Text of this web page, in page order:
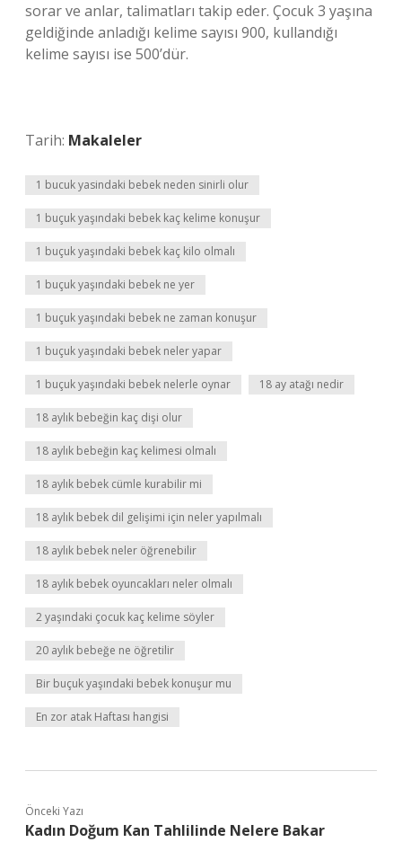
sorar ve anlar, talimatları takip eder. Çocuk 3 yaşına
geldiğinde anladığı kelime sayısı 900, kullandığı
kelime sayısı ise 500’dür.
Tarih: Makaleler
1 bucuk yasindaki bebek neden sinirli olur
1 buçuk yaşındaki bebek kaç kelime konuşur
1 buçuk yaşındaki bebek kaç kilo olmalı
1 buçuk yaşındaki bebek ne yer
1 buçuk yaşındaki bebek ne zaman konuşur
1 buçuk yaşındaki bebek neler yapar
1 buçuk yaşındaki bebek nelerle oynar 18 ay atağı nedir
18 aylık bebeğin kaç dişi olur
18 aylık bebeğin kaç kelimesi olmalı
18 aylık bebek cümle kurabilir mi
18 aylık bebek dil gelişimi için neler yapılmalı
18 aylık bebek neler öğrenebilir
18 aylık bebek oyuncakları neler olmalı
2 yaşındaki çocuk kaç kelime söyler
20 aylık bebeğe ne öğretilir
Bir buçuk yaşındaki bebek konuşur mu
En zor atak Haftası hangisi
Önceki Yazı
Kadın Doğum Kan Tahlilinde Nelere Bakar